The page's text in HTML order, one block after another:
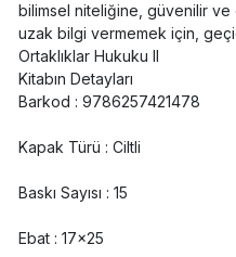
bilimsel niteliğine, güvenilir ve
uzak bilgi vermemek için,
Ortaklıklar Hukuku II
Kitabın Detayları
Barkod : 9786257421478
Kapak Türü : Ciltli
Baskı Sayısı : 15
Ebat : 17x25